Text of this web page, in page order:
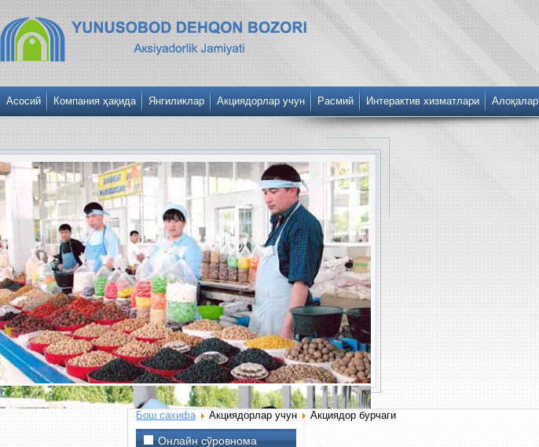
Асосий Компания ҳақида Янгиликлар Акциядорлар учун Расмий Интерактив хизматлари Алоқалар
Бош сахифа Акциядорлар учун Акциядор бурчаги
Онлайн сўровнома